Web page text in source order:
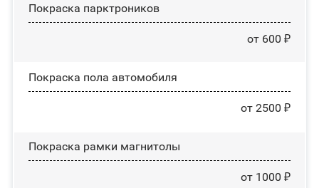
Покраска парктроников
от 600 ₽
Покраска пола автомобиля
от 2500 ₽
Покраска рамки магнитолы
от 1000 ₽